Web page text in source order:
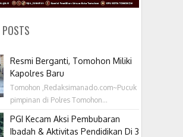
Resmi Berganti, Tomohon Miliki
Kapolres Baru
Tomohon ,Redaksimanado.com~Pucuk
pimpinan di Polres Tomohon...
PGI Kecam Aksi Pembubaran
Ibadah & Aktivitas Pendidikan Di 3